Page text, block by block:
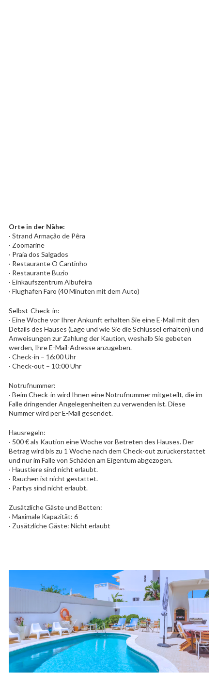
Orte in der Nähe:
· Strand Armação de Pêra
· Zoomarine
· Praia dos Salgados
· Restaurante O Cantinho
· Restaurante Buzio
· Einkaufszentrum Albufeira
· Flughafen Faro (40 Minuten mit dem Auto)
Selbst-Check-in:
· Eine Woche vor Ihrer Ankunft erhalten Sie eine E-Mail mit den
Details des Hauses (Lage und wie Sie die Schlüssel erhalten) und
Anweisungen zur Zahlung der Kaution, weshalb Sie gebeten
werden, Ihre E-Mail-Adresse anzugeben.
· Check-in – 16:00 Uhr
· Check-out – 10:00 Uhr
Notrufnummer:
· Beim Check-in wird Ihnen eine Notrufnummer mitgeteilt, die im
Falle dringender Angelegenheiten zu verwenden ist. Diese
Nummer wird per E-Mail gesendet.
Hausregeln:
· 500 € als Kaution eine Woche vor Betreten des Hauses. Der
Betrag wird bis zu 1 Woche nach dem Check-out zurückerstattet
und nur im Falle von Schäden am Eigentum abgezogen.
· Haustiere sind nicht erlaubt.
· Rauchen ist nicht gestattet.
· Partys sind nicht erlaubt.
Zusätzliche Gäste und Betten:
· Maximale Kapazität: 6
· Zusätzliche Gäste: Nicht erlaubt